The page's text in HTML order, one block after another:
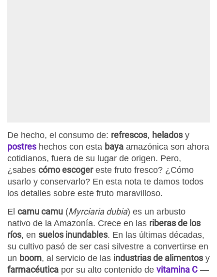
De hecho, el consumo de: refrescos, helados y
postres hechos con esta baya amazónica son ahora
cotidianos, fuera de su lugar de origen. Pero,
¿sabes cómo escogereste fruto fresco? ¿Cómo
usarlo y conservarlo? En esta nota te damos todos
los detalles sobre este fruto maravilloso.
El camu camu (Myrciaria dubia) es un arbusto
nativo de la Amazonía. Crece en las riberas de los
ríos, en suelos inundables. En las últimas décadas,
su cultivo pasó de ser casi silvestre a convertirse en
un boom, al servicio de las industrias de alimentos y
farmacéutica por su alto contenido de vitamina C —